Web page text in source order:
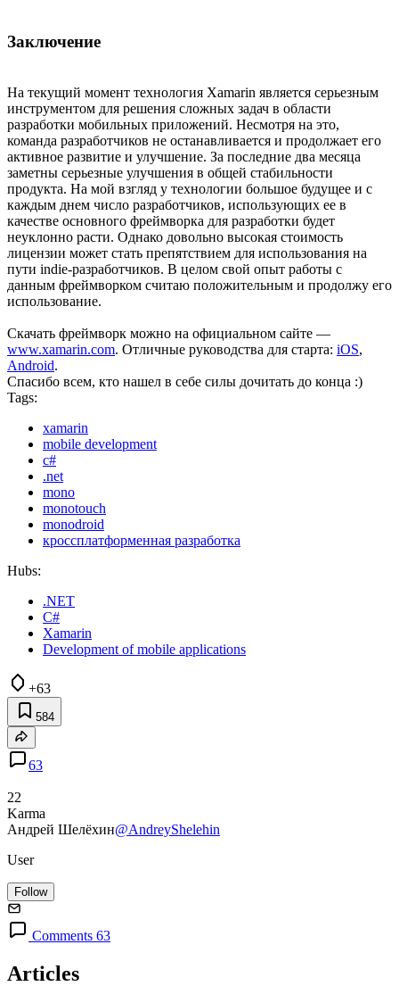
Заключение
На текущий момент технология Xamarin является серьезным
инструментом для решения сложных задач в области
разработки мобильных приложений. Несмотря на это,
команда разработчиков не останавливается и продолжает его
активное развитие и улучшение. За последние два месяца
заметны серьезные улучшения в общей стабильности
продукта. На мой взгляд у технологии большое будущее и с
каждым днем число разработчиков, использующих ее в
качестве основного фреймворка для разработки будет
неуклонно расти. Однако довольно высокая стоимость
лицензии может стать препятствием для использования на
пути indie-разработчиков. В целом свой опыт работы с
данным фреймворком считаю положительным и продолжу его
использование.
Скачать фреймворк можно на официальном сайте —
www.xamarin.com. Отличные руководства для старта: iOS,
Android.
Спасибо всем, кто нашел в себе силы дочитать до конца :)
Tags:
xamarin
mobile development
c#
.net
mono
monotouch
monodroid
кроссплатформенная разработка
Hubs:
.NET
C#
Xamarin
Development of mobile applications
+63
584
63
22
Karma
Андрей Шелёхин@AndreyShelehin
User
Follow
Comments 63
Articles